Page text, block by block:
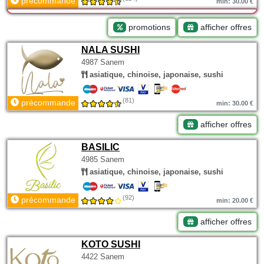
promotions afficher offres
NALA SUSHI
4987 Sanem
asiatique, chinoise, japonaise, sushi
précommande (81) min: 30.00 €
afficher offres
BASILIC
4985 Sanem
asiatique, chinoise, japonaise, sushi
précommande (92) min: 20.00 €
afficher offres
KOTO SUSHI
4422 Sanem